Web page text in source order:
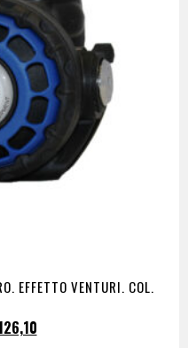
EFFETTO VENTURI. COL.